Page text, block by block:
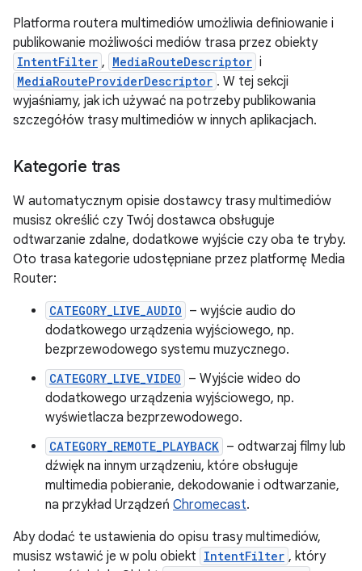
Platforma routera multimediów umożliwia definiowanie i
publikowanie możliwości mediów trasa przez obiekty
IntentFilter , MediaRouteDescriptor i
MediaRouteProviderDescriptor . W tej sekcji
wyjaśniamy, jak ich używać na potrzeby publikowania
szczegółów trasy multimediów w innych aplikacjach.
Kategorie tras
W automatycznym opisie dostawcy trasy multimediów
musisz określić czy Twój dostawca obsługuje
odtwarzanie zdalne, dodatkowe wyjście czy oba te tryby.
Oto trasa kategorie udostępniane przez platformę Media
Router:
CATEGORY_LIVE_AUDIO – wyjście audio do
dodatkowego urządzenia wyjściowego, np.
bezprzewodowego systemu muzycznego.
CATEGORY_LIVE_VIDEO – Wyjście wideo do
dodatkowego urządzenia wyjściowego, np.
wyświetlacza bezprzewodowego.
CATEGORY_REMOTE_PLAYBACK – odtwarzaj filmy lub
dźwięk na innym urządzeniu, które obsługuje
multimedia pobieranie, dekodowanie i odtwarzanie,
na przykład Urządzeń Chromecast.
Aby dodać te ustawienia do opisu trasy multimediów,
musisz wstawić je w polu obiekt IntentFilter , który